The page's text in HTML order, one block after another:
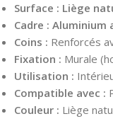
Surface : Liège
Cadre : Aluminium
Coins : Renforcés
Fixation : Murale
Utilisation :
Compatible avec :
Couleur : Liège